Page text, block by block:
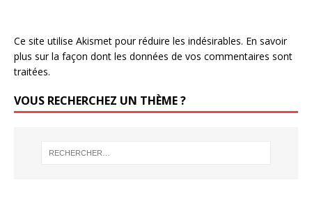
Ce site utilise Akismet pour réduire les indésirables. En savoir
plus sur la façon dont les données de vos commentaires sont
traitées.
VOUS RECHERCHEZ UN THÈME ?